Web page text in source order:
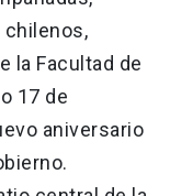
la Facultad de
17 de
aniversario